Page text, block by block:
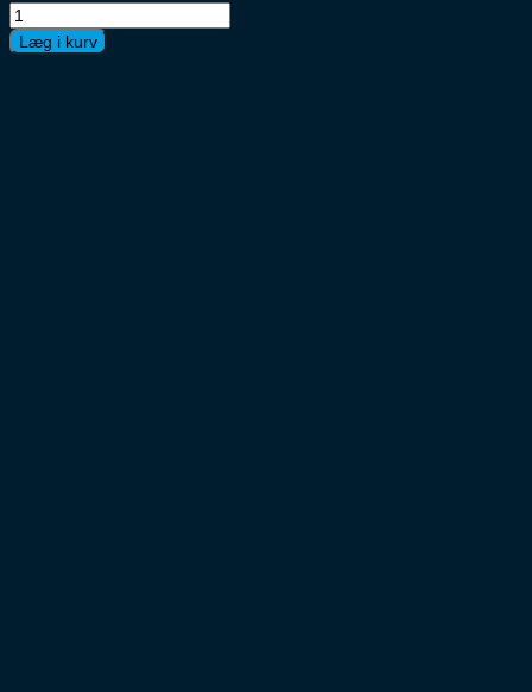
Captain
Morgan
Black
Læg i kurv